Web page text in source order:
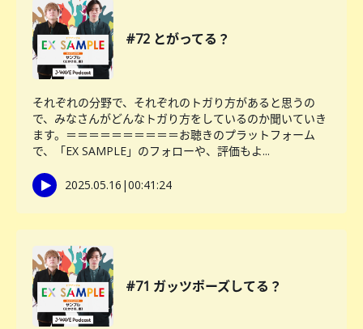
#72 とがってる？
それぞれの分野で、それぞれのトガり方があると思うの
で、みなさんがどんなトガり方をしているのか聞いていき
ます。＝＝＝＝＝＝＝＝＝＝お聴きのプラットフォーム
で、「EX SAMPLE」のフォローや、評価もよ...
2025.05.16 |00:41:24
#71 ガッツポーズしてる？